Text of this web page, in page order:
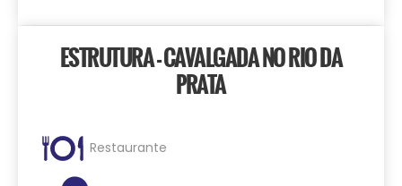
ESTRUTURA - CAVALGADA NO RIO DA
PRATA
Restaurante